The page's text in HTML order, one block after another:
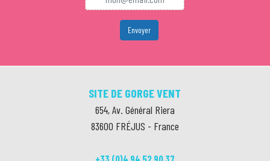
SITE DE GORGE VENT
654, Av. Général Riera
83600 FRÉJUS - France